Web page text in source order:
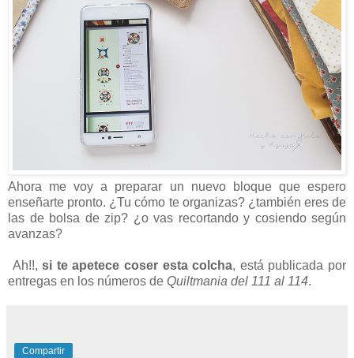
Ahora me voy a preparar un nuevo bloque que espero
enseñarte pronto. ¿Tu cómo te organizas? ¿también eres de
las de bolsa de zip? ¿o vas recortando y cosiendo según
avanzas?
Ah!!,si te apetece coser esta colcha, está publicada por
entregas en los números de Quiltmania del 111 al 114.
Compartir